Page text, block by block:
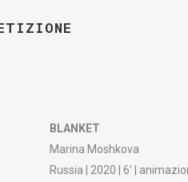
BLANKET
Marina Moshkova
Russia | 2020 | 6′ |